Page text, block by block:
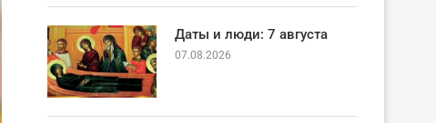
Даты и люди: 7 августа
07.08.2026